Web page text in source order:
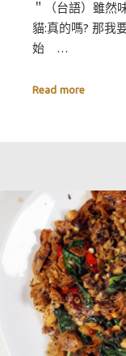
＂（台語）雖然
貓:真的嗎? 那我
始 …
Read more